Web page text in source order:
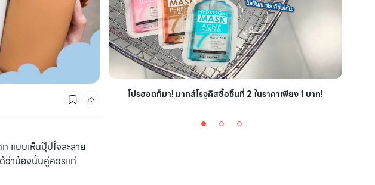
แบบเห็นปุ๊ปใจละลาย
ว่าน้องนั้นคู่ควรแก่
ด์ตัวท็อป ลดสูงสุด50% โปรฮอตก็มา! มากส์โรจูคิสซื้อชิ้นที่ 2 ในราคาเพียง 1 บาท!